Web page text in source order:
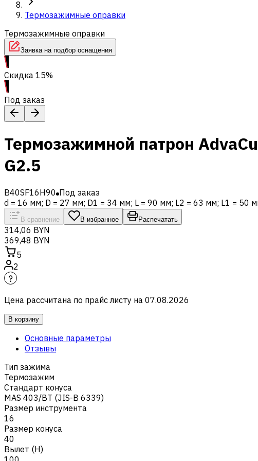
Термозажимные оправки
Термозажимные оправки
Заявка на подбор оснащения
Скидка 15%
Под заказ
Термозажимной патрон
G2.5
B40SF16H90 Под заказ
d = 16 мм; D = 27 мм; D1 = 34 мм; L = 90 мм; L2 = 63 мм; L1 = 50
В сравнение В избранное Распечатать
314,06 BYN
369,48 BYN
5
2
Цена рассчитана по прайс листу на 07.08.2026
В корзину
Основные параметры
Отзывы
Тип зажима
Термозажим
Стандарт конуса
MAS 403/BT (JIS-B 6339)
Размер инструмента
16
Размер конуса
40
Вылет (H)